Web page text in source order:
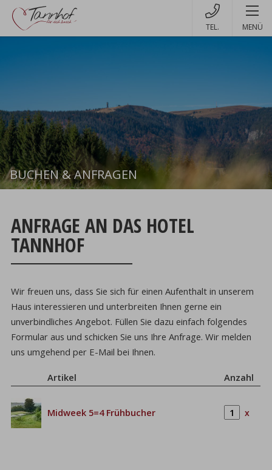
MENÜ
BUCHEN & ANFRAGEN Buchen
ANFRAGE AN DAS HOTEL
TANNHOF
Wir freuen uns, dass Sie sich für einen Aufenthalt in unserem
Haus interessieren und unterbreiten Ihnen gerne ein
unverbindliches Angebot. Füllen Sie dazu einfach folgendes
Formular aus und schicken Sie uns Ihre Anfrage. Wir melden
uns umgehend per E-Mail bei Ihnen.
Artikel Anzahl
Midweek 5=4 Frühbucher x